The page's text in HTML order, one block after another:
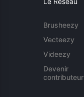
Brusheezy
Vecteezy
Videezy
Devenir
contributeur